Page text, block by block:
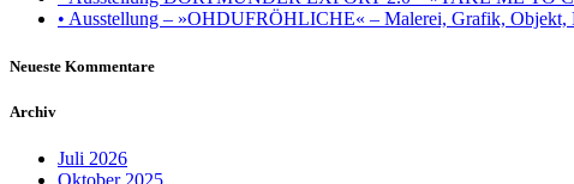
• Ausstellung – »OHDUFRÖHLICHE« – Malerei, Grafik, Objekt,
Neueste Kommentare
Archiv
Juli 2026
Oktober 2025